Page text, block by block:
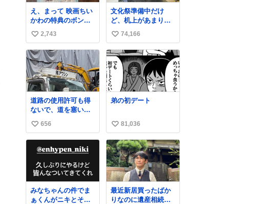
ないっぽいし。
Googleで尋ねてもフ
ランスベッドってい
うパチモンみたいな
名前の会社のことし
か教えてくれないし
詰んでる
え、まって 映画ちい
かわの特典のボンボ
ンドロップシール も
うメルカリにでてる
やん #ちいかわ
い
い
ね
数
2,743
文化祭準備中だけ
ど、机上があまりに
いじめっぽすぎる
い
い
ね
数
74,166
道路の使用許可も得
ないで、道を塞いだ
まま解体作業して
る。 写真を撮ろうと
したら「勝手に写真
撮るな馬鹿野郎」と
罵倒されるなど。
い
い
ね
656
弟の初デート
い
い
ね
数
81,036
みなちゃんの件でま
ぁくんがニキとその
最近新居買ったばか
りなのに遺産相続で